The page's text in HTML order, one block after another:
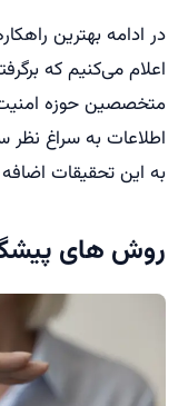
در ادامه بهترین
اعلام می‌کنیم که
متخصصین حوزه
اطلاعات به سراغ نظر
به این تحقیقات
روش های